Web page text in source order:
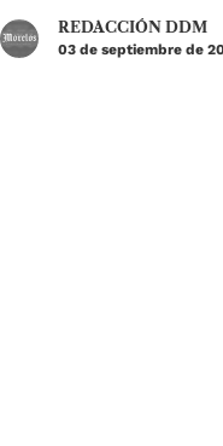
REDACCIÓN DDM
03 de septiembre de